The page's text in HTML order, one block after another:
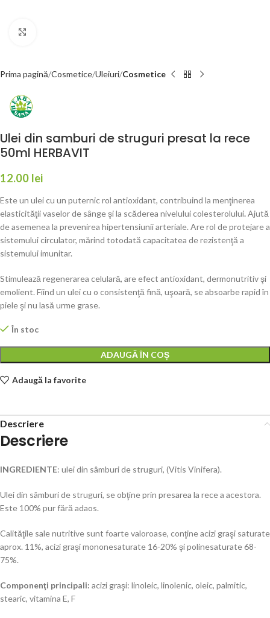
Prima pagină Cosmetice Uleiuri Cosmetice
Ulei din samburi de struguri presat la rece
50ml HERBAVIT
12.00 lei
Este un ulei cu un puternic rol antioxidant, contribuind la menţinerea
elasticităţii vaselor de sânge şi la scăderea nivelului colesterolului.Ajută
de asemenea la prevenirea hipertensiunii arteriale. Are rol de protejare a
sistemului circulator, mărind totodată capacitatea de rezistenţă a
sistemului imunitar.
Stimulează regenerarea celulară, are efect antioxidant, dermonutritiv şi
emolient. Fiind un ulei cu o consistenţă fină, uşoară, se absoarbe rapid în
piele şi nu lasă urme grase.
În stoc
ADAUGĂ ÎN COȘ
Adaugă la favorite
Descriere
Descriere
INGREDIENTE: ulei din sâmburi de struguri, (Vitis Vinifera).
Ulei din sâmburi de struguri, se obţine prin presarea la rece a acestora.
Este 100% pur fără adaos.
Calităţile sale nutritive sunt foarte valoroase, conţine acizi graşi saturate
aprox. 11%, acizi graşi mononesaturate 16-20% şi polinesaturate 68-
75%.
Componenţi principali: acizi graşi: linoleic, linolenic, oleic, palmitic,
stearic, vitamina E, F